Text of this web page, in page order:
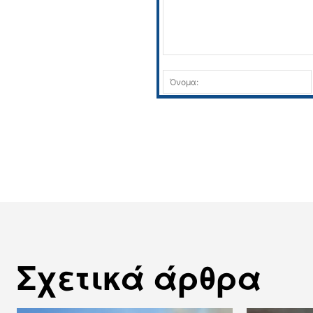
Σχετικά άρθρα